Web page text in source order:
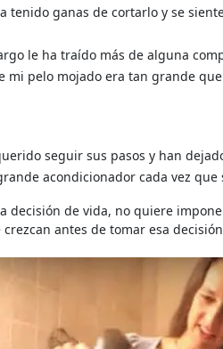
tenido ganas de cortarlo y se
le ha traído más de alguna
mi pelo mojado era tan grande
seguir sus pasos y han
acondicionador cada vez
decisión de vida, no quiere
antes de tomar esa